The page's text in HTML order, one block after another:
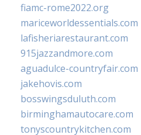
fiamc-rome2022.org
mariceworldessentials.com
lafisheriarestaurant.com
915jazzandmore.com
aguadulce-countryfair.com
jakehovis.com
bosswingsduluth.com
birminghamautocare.com
tonyscountrykitchen.com